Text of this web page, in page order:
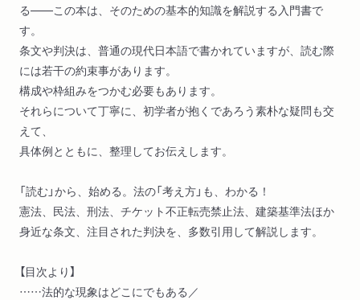
る――この本は、そのための基本的知識を解説する入門書で
す。
条文や判決は、普通の現代日本語で書かれていますが、読む際
には若干の約束事があります。
構成や枠組みをつかむ必要もあります。
それらについて丁寧に、初学者が抱くであろう素朴な疑問も交
えて、
具体例とともに、整理してお伝えします。
「読む」から、始める。法の「考え方」も、わかる！
憲法、民法、刑法、チケット不正転売禁止法、建築基準法ほか
身近な条文、注目された判決を、多数引用して解説します。
【目次より】
……法的な現象はどこにでもある／